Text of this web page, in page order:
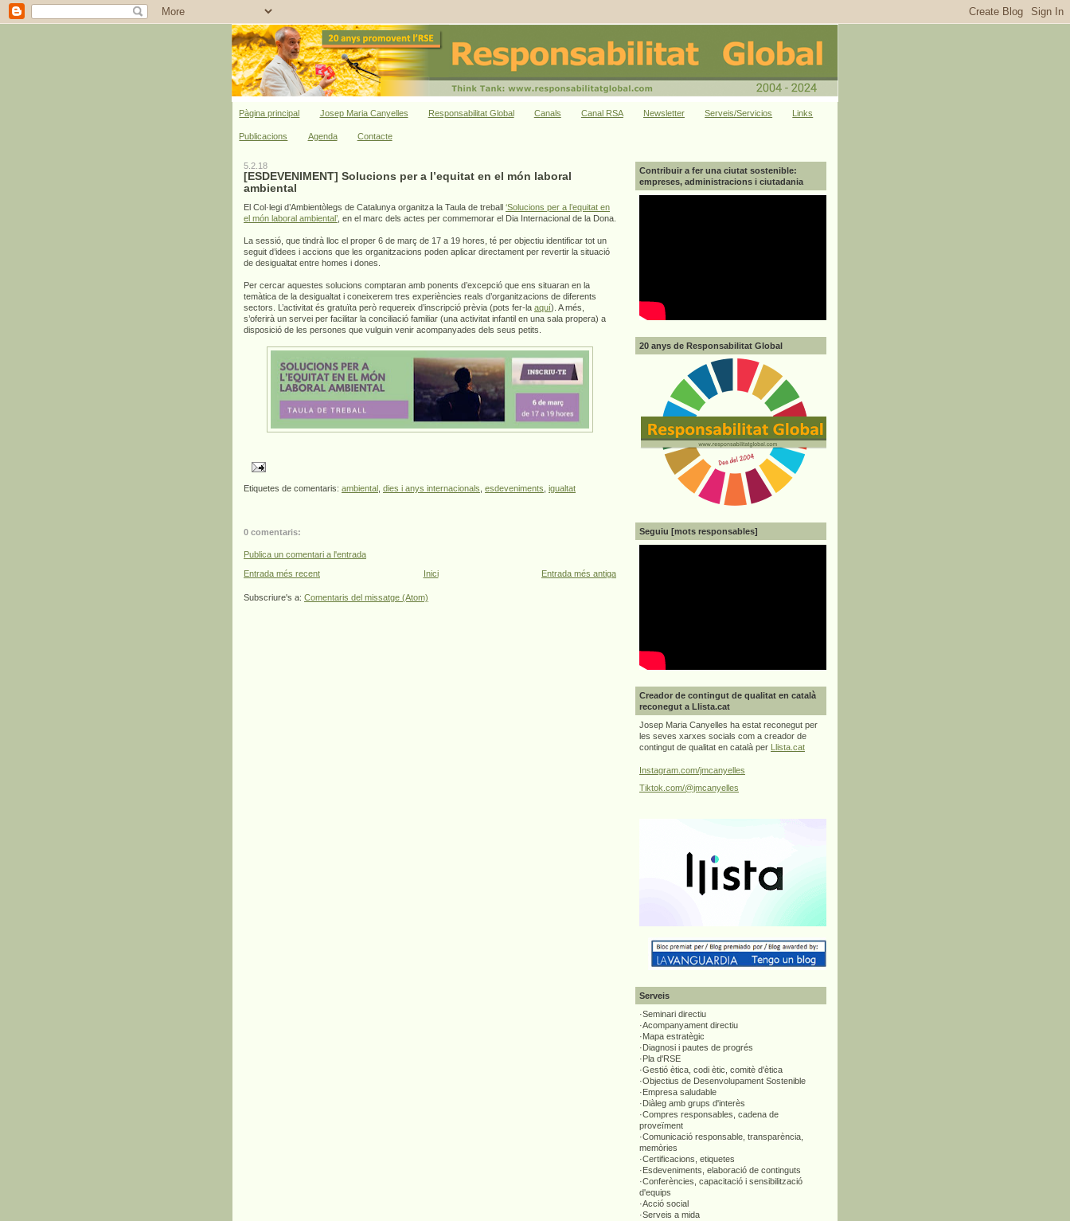
Pàgina principal Josep Maria Canyelles Responsabilitat Global Canals Canal RSA Newsletter Serveis/Servicios Links
Publicacions Agenda Contacte
5.2.18
[ESDEVENIMENT] Solucions per a l’equitat en el món laboral
ambiental
El Col·legi d’Ambientòlegs de Catalunya organitza la Taula de treball ‘Solucions per a l’equitat en
el món laboral ambiental’ , en el marc dels actes per commemorar el Dia Internacional de la Dona.
La sessió, que tindrà lloc el proper 6 de març de 17 a 19 hores, té per objectiu identificar tot un
seguit d’idees i accions que les organitzacions poden aplicar directament per revertir la situació
de desigualtat entre homes i dones.
Per cercar aquestes solucions comptaran amb ponents d’excepció que ens situaran en la
temàtica de la desigualtat i coneixerem tres experiències reals d’organitzacions de diferents
sectors. L’activitat és gratuïta però requereix d’inscripció prèvia (pots fer-la aquí). A més,
s’oferirà un servei per facilitar la conciliació familiar (una activitat infantil en una sala propera) a
disposició de les persones que vulguin venir acompanyades dels seus petits.
Etiquetes de comentaris: ambiental dies i anys internacionals esdeveniments igualtat
0 comentaris:
Publica un comentari a l'entrada
Entrada més recent
Entrada més antiga
Inici
Subscriure's a: Comentaris del missatge (Atom)
Contribuir a fer una ciutat sostenible:
empreses, administracions i ciutadania
20 anys de Responsabilitat Global
Seguiu [mots responsables]
Creador de contingut de qualitat en català
reconegut a Llista.cat
Josep Maria Canyelles ha estat reconegut per
les seves xarxes socials com a creador de
contingut de qualitat en català per
Llista.cat
Instagram.com/jmcanyelles
Tiktok.com/@jmcanyelles
Serveis
·Seminari directiu
·Acompanyament directiu
·Mapa estratègic
·Diagnosi i pautes de progrés
·Pla d'RSE
·Gestió ètica, codi ètic, comitè d'ètica
·Objectius de Desenvolupament Sostenible
·Empresa saludable
·Diàleg amb grups d'interès
·Compres responsables, cadena de
proveïment
·Comunicació responsable, transparència,
memòries
·Certificacions, etiquetes
·Esdeveniments, elaboració de continguts
·Conferències, capacitació i sensibilització
d'equips
·Acció social
·Serveis a mida